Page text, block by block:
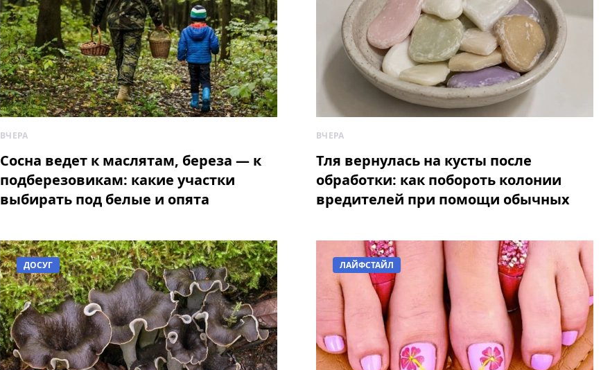
ВЧЕРА
Сосна ведет к маслятам, береза — к
подберезовикам: какие участки
выбирать под белые и опята
ВЧЕРА
Тля вернулась на кусты после
обработки: как побороть колонии
вредителей при помощи обычных
ДОСУГ ЛАЙФСТАЙЛ